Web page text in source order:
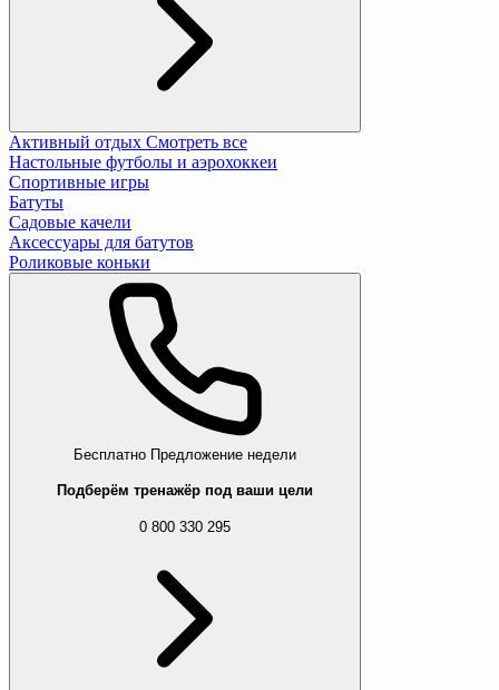
Активный отдых Смотреть все
Настольные футболы и аэрохоккеи
Спортивные игры
Батуты
Садовые качели
Аксессуары для батутов
Роликовые коньки
Бесплатно Предложение недели
Подберём тренажёр под ваши цели
0 800 330 295